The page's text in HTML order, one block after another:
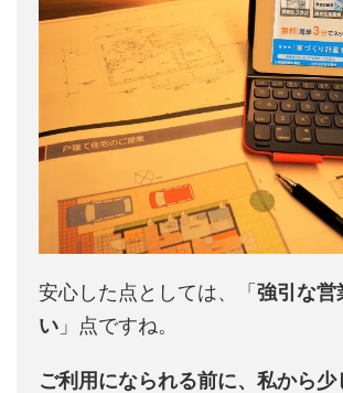
安心した点としては、「強引な営
い 」点ですね。
ご利用になられる前に、私から少